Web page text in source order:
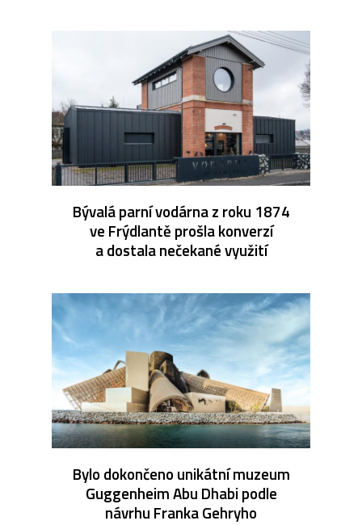
Bývalá parní vodárna z roku 1874
ve Frýdlantě prošla konverzí
a dostala nečekané využití
Bylo dokončeno unikátní muzeum
Guggenheim Abu Dhabi podle
návrhu Franka Gehryho